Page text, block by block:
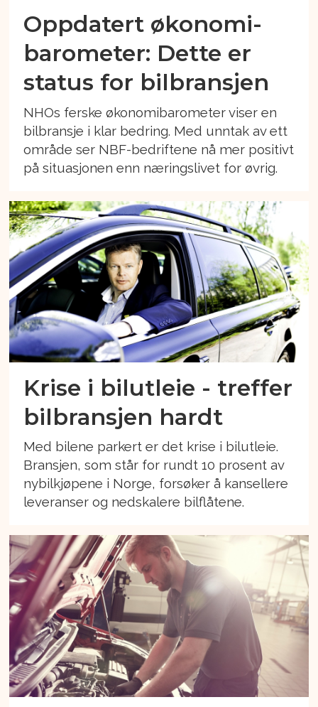
Oppdatert økonomi-
barometer: Dette er
status for bilbransjen
NHOs ferske økonomibarometer viser en
bilbransje i klar bedring. Med unntak av ett
område ser NBF-bedriftene nå mer positivt
på situasjonen enn næringslivet for øvrig.
Krise i bilutleie - treffer
bilbransjen hardt
Med bilene parkert er det krise i bilutleie.
Bransjen, som står for rundt 10 prosent av
nybilkjøpene i Norge, forsøker å kansellere
leveranser og nedskalere bilflåtene.